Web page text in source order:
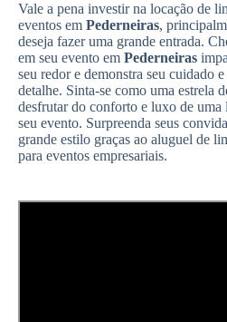
Vale a pena investir na locação de
eventos em Pederneiras,
deseja fazer uma grande entrada.
em seu evento em Pederneiras
seu redor e demonstra seu cuidado
detalhe. Sinta-se como uma estrela
desfrutar do conforto e luxo de uma
seu evento. Surpreenda seus
grande estilo graças ao aluguel de
para eventos empresariais.